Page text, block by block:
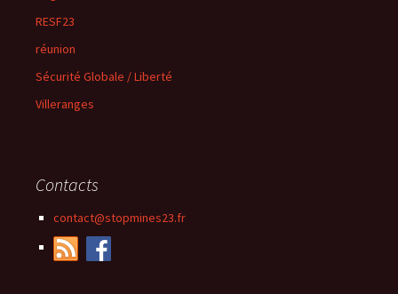
RESF23
réunion
Sécurité Globale / Liberté
Villeranges
Contacts
contact@stopmines23.fr